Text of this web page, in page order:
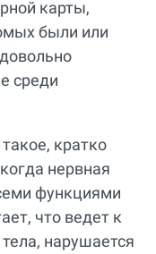
карты,
были или
среди
кратко
нервная
функциями
что ведет к
нарушается